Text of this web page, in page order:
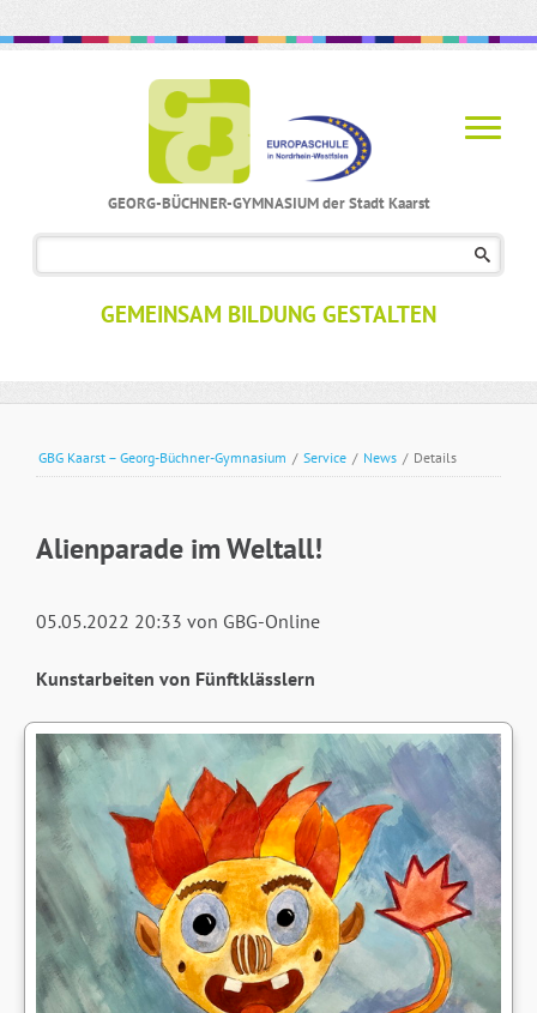
GEORG-BÜCHNER-GYMNASIUM der Stadt Kaarst
GEMEINSAM BILDUNG GESTALTEN
GBG Kaarst – Georg-Büchner-Gymnasium / Service / News / Details
Alienparade im Weltall!
05.05.2022 20:33 von GBG-Online
Kunstarbeiten von Fünftklässlern